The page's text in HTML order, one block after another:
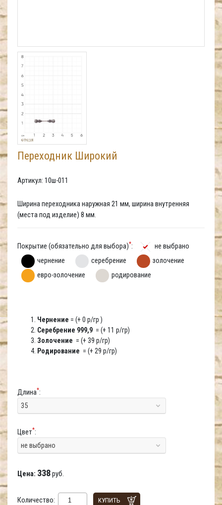
Переходник Широкий
Артикул: 10ш-011
Ширина переходника наружная 21 мм, ширина внутренняя
(места под изделие) 8 мм.
Покрытие (обязательно для выбора)*:
не выбрано
чернение
серебрение
золочение
евро-золочение
родирование
Чернение = (+ 0 р/гр )
Серебрение 999,9 = (+ 11 р/гр)
Золочение = (+ 39 р/гр)
Родирование = (+ 29 р/гр)
Длина*:
35
Цвет*:
не выбрано
Цена: 338руб.
Количество: КУПИТЬ